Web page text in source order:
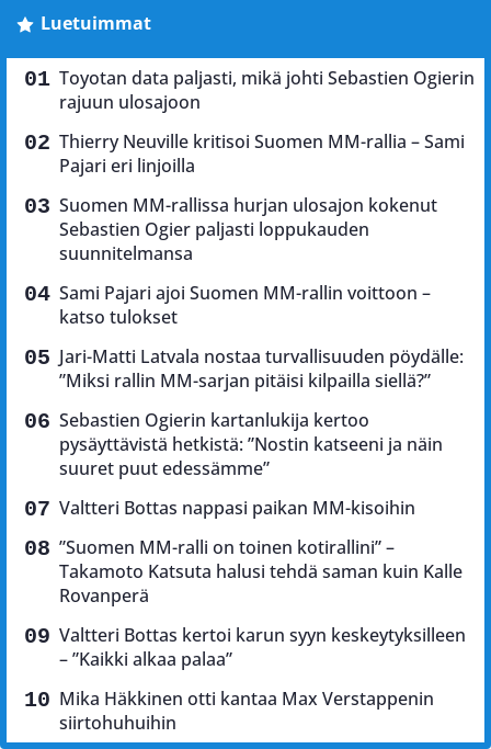
Luetuimmat
Toyotan data paljasti, mikä johti Sebastien Ogierin
rajuun ulosajoon
Thierry Neuville kritisoi Suomen MM-rallia – Sami
Pajari eri linjoilla
Suomen MM-rallissa hurjan ulosajon kokenut
Sebastien Ogier paljasti loppukauden
suunnitelmansa
Sami Pajari ajoi Suomen MM-rallin voittoon –
katso tulokset
Jari-Matti Latvala nostaa turvallisuuden pöydälle:
”Miksi rallin MM-sarjan pitäisi kilpailla siellä?”
Sebastien Ogierin kartanlukija kertoo
pysäyttävistä hetkistä: ”Nostin katseeni ja näin
suuret puut edessämme”
Valtteri Bottas nappasi paikan MM-kisoihin
”Suomen MM-ralli on toinen kotirallini” –
Takamoto Katsuta halusi tehdä saman kuin Kalle
Rovanperä
Valtteri Bottas kertoi karun syyn keskeytyksilleen
– ”Kaikki alkaa palaa”
Mika Häkkinen otti kantaa Max Verstappenin
siirtohuhuihin